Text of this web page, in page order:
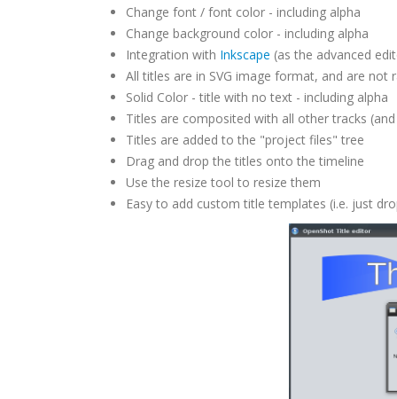
Change font / font color - including alpha
Change background color - including alpha
Integration with Inkscape (as the advanced
All titles are in SVG image format, and are not
Solid Color - title with no text - including alpha
Titles are composited with all other tracks
Titles are added to the "project files" tree
Drag and drop the titles onto the timeline
Use the resize tool to resize them
Easy to add custom title templates (i.e. just